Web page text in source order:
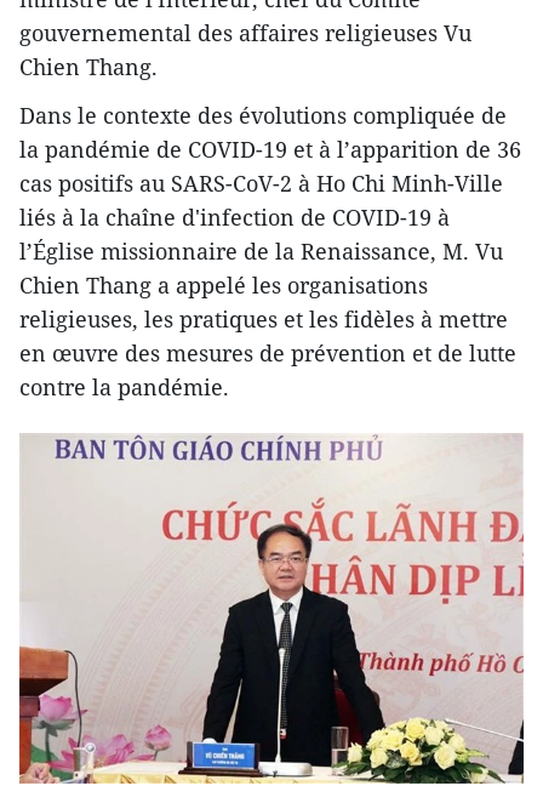
gouvernemental des affaires religieuses Vu
Chien Thang.
Dans le contexte des évolutions compliquée de
la pandémie de COVID-19 et à l’apparition de 36
cas positifs au SARS-CoV-2 à Ho Chi Minh-Ville
liés à la chaîne d'infection de COVID-19 à
l’Église missionnaire de la Renaissance, M. Vu
Chien Thang a appelé les organisations
religieuses, les pratiques et les fidèles à mettre
en œuvre des mesures de prévention et de lutte
contre la pandémie.